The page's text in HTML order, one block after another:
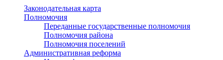
Законодательная карта
Полномочия
Переданные государственные полномочия
Полномочия района
Полномочия поселений
Административная реформа